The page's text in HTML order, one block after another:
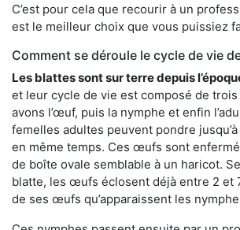
C’est pour cela que recourir à un
est le meilleur choix que vous puissiez
Comment se déroule le cycle de vie
Les blattes sont sur terre depuis
et leur cycle de vie est composé de trois
avons l’œuf, puis la nymphe et enfin
femelles adultes peuvent pondre
en même temps. Ces œufs sont
de boîte ovale semblable à un haricot.
blatte, les œufs éclosent déjà entre 2 et
de ses œufs qu’apparaissent les